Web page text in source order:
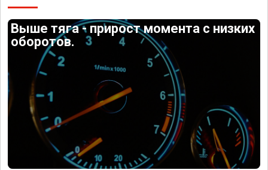
Выше тяга - прирост момента с низких
оборотов.